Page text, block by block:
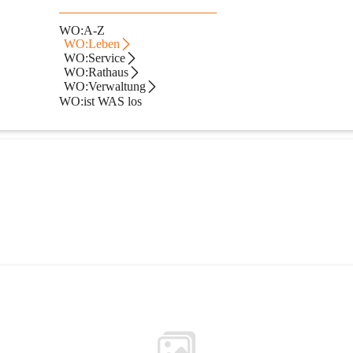
WO:A-Z
WO:Leben
WO:Service
WO:Rathaus
WO:Verwaltung
WO:ist WAS los